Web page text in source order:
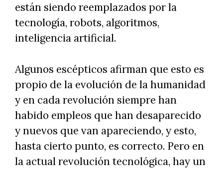
están siendo reemplazados por la
tecnología, robots, algoritmos,
inteligencia artificial.
Algunos escépticos afirman que esto es
propio de la evolución de la humanidad
y en cada revolución siempre han
habido empleos que han desaparecido
y nuevos que van apareciendo, y esto,
hasta cierto punto, es correcto. Pero en
la actual revolución tecnológica, hay un